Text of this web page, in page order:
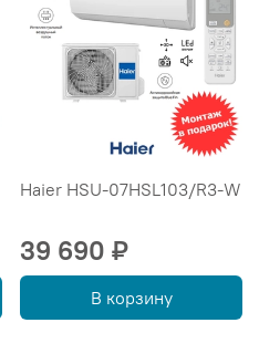
Haier HSU-07HSL103/R3-W
39 690 ₽
В корзину